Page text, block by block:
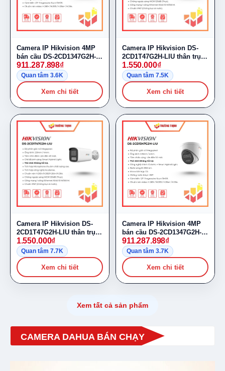
Camera IP Hikvision 4MP
bán cầu DS-2CD1347G2H-
LIU
911.287.898₫
Quan tâm 3.6K
Xem chi tiết
Camera IP Hikvision DS-
2CD1T47G2H-LIU thân trụ
4MP
1.550.000₫
Quan tâm 7.5K
Xem chi tiết
Camera IP Hikvision DS-
2CD1T47G2H-LIU thân trụ
4MP
1.550.000₫
Quan tâm 7.7K
Xem chi tiết
Camera IP Hikvision 4MP
bán cầu DS-2CD1347G2H-
LIU
911.287.898₫
Quan tâm 3.7K
Xem chi tiết
Xem tất cả sản phẩm
CAMERA DAHUA BÁN CHẠY